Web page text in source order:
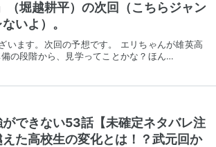
堀越耕平）の次回（こちらジャン
いよ）。
います。次回の予想です。 エリちゃんが雄英高
の段階から、見学ってことかな？ほん…
できない53話【未確定ネタバレ注
た高校生の変化とは！？武元回か